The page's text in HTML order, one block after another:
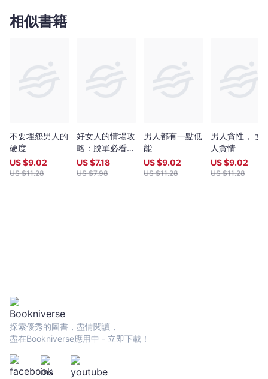
張
玉
Bookniverse
名字的人。◎男女適用，巧妙提升魅力，打造絕佳異性緣！■誰說
男生一定要付錢其實，錢從來不是最重要的因素，但你不能讓女生
相似書籍
不要埋怨男人的
硬度
US $9.02
US $11.28
好女人的情場攻
略：脫單必看的
愛情避坑指南
US $7.18
US $7.98
男人都有一點低
能
US $9.02
US $11.28
男人貪性， 女
人貪情
US $9.02
US $11.28
探索優秀的圖書，盡情閱讀，
盡在Bookniverse應用中 - 立即下載！